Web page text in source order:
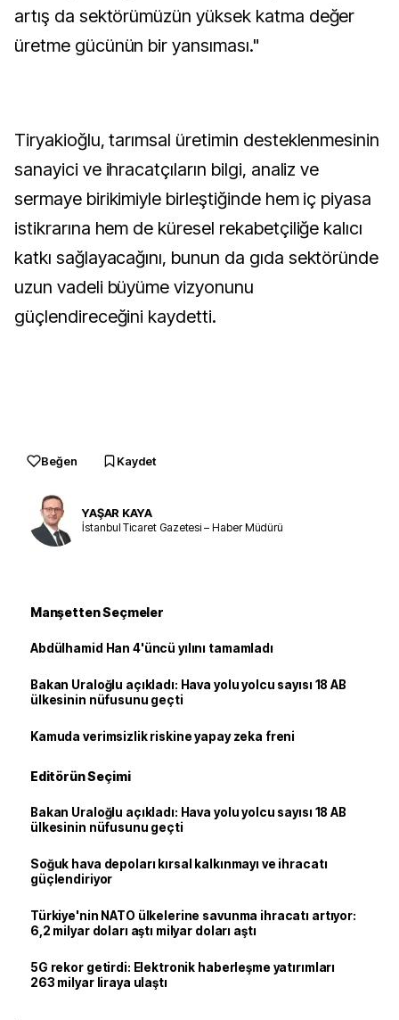
artış da sektörümüzün yüksek katma değer
üretme gücünün bir yansıması."
Tiryakioğlu, tarımsal üretimin desteklenmesinin
sanayici ve ihracatçıların bilgi, analiz ve
sermaye birikimiyle birleştiğinde hem iç piyasa
istikrarına hem de küresel rekabetçiliğe kalıcı
katkı sağlayacağını, bunun da gıda sektöründe
uzun vadeli büyüme vizyonunu
güçlendireceğini kaydetti.
Beğen Kaydet
YAŞAR KAYA
İstanbul Ticaret Gazetesi – Haber Müdürü
Manşetten Seçmeler
Abdülhamid Han 4'üncü yılını tamamladı
Bakan Uraloğlu açıkladı: Hava yolu yolcu sayısı 18 AB
ülkesinin nüfusunu geçti
Kamuda verimsizlik riskine yapay zeka freni
Editörün Seçimi
Bakan Uraloğlu açıkladı: Hava yolu yolcu sayısı 18 AB
ülkesinin nüfusunu geçti
Soğuk hava depoları kırsal kalkınmayı ve ihracatı
güçlendiriyor
Türkiye'nin NATO ülkelerine savunma ihracatı artıyor:
6,2 milyar doları aştı milyar doları aştı
5G rekor getirdi: Elektronik haberleşme yatırımları
263 milyar liraya ulaştı